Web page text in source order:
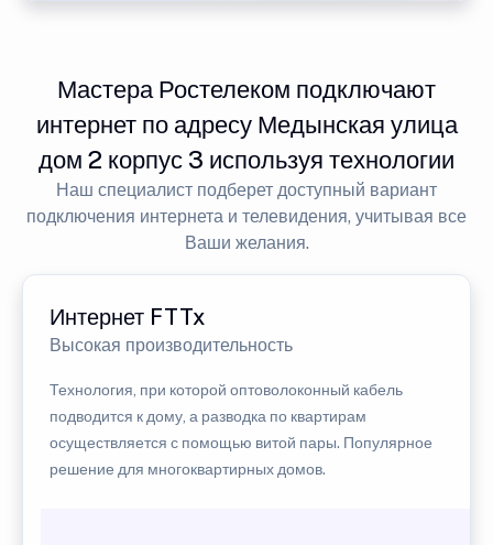
Мастера Ростелеком подключают
интернет по адресу Медынская улица
дом 2 корпус 3 используя технологии
Наш специалист подберет доступный вариант
подключения интернета и телевидения, учитывая все
Ваши желания.
Интернет FTTx
Высокая производительность
Технология, при которой оптоволоконный кабель
подводится к дому, а разводка по квартирам
осуществляется с помощью витой пары. Популярное
решение для многоквартирных домов.